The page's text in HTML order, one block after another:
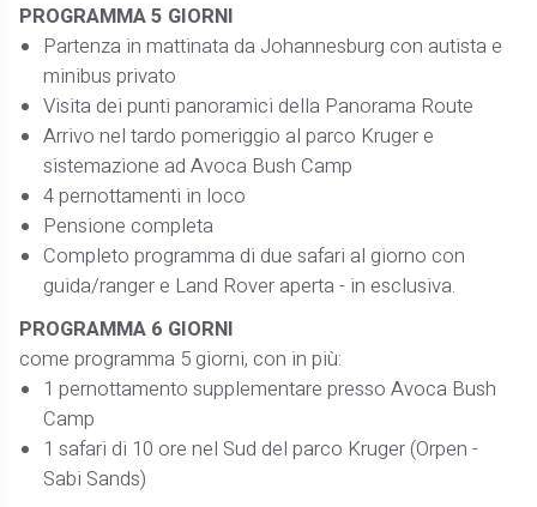
PROGRAMMA 5 GIORNI
Partenza in mattinata da Johannesburg con autista e
minibus privato
Visita dei punti panoramici della Panorama Route
Arrivo nel tardo pomeriggio al parco Kruger e
sistemazione ad Avoca Bush Camp
4 pernottamenti in loco
Pensione completa
Completo programma di due safari al giorno con
guida/ranger e Land Rover aperta - in esclusiva.
PROGRAMMA 6 GIORNI
come programma 5 giorni, con in più:
1 pernottamento supplementare presso Avoca Bush
Camp
1 safari di 10 ore nel Sud del parco Kruger (Orpen -
Sabi Sands)